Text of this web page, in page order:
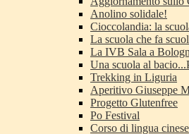
Anolino solidale!
Cioccolandia: la
La scuola che fa
La IVB Sala a
Una scuola al
Trekking in Liguria
Aperitivo Giuseppe
Progetto Glutenfree
Po Festival
Corso di lingua cinese